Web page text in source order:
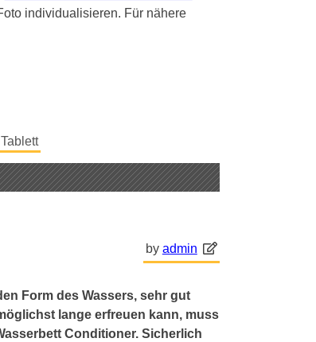
individualisieren. Für nähere
Tablett
by admin
Form des Wassers, sehr gut
lange erfreuen kann, muss
Conditioner. Sicherlich